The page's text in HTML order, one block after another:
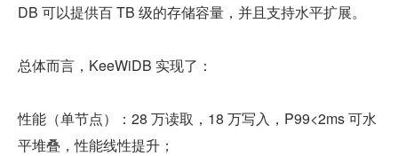
DB 可以提供百 TB 级的存储容量，并且支持水平扩展。
总体而言，KeeWiDB 实现了：
性能（单节点）：28 万读取，18 万写入，P99<2ms 可水
平堆叠，性能线性提升；